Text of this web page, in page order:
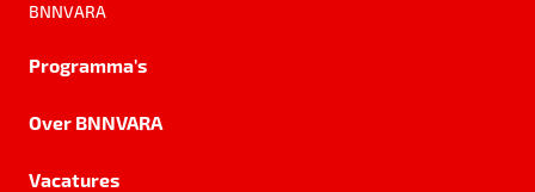
BNNVARA
Programma's
Over BNNVARA
Vacatures